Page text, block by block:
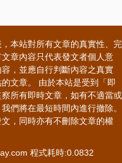
本站對所有文章的真實性、完
章內容只代表發文者個人意
，並應自行判斷內容之真實
文章。 由於本站是受到「即
所有即時文章，如有不適當或
們將在最短時間內進行撤除。
，同時亦有不刪除文章的權
程式耗時:0.0832